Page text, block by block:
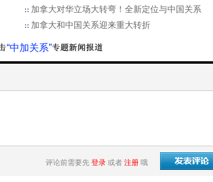
加拿大对华立场大转弯！全新定位与中国关系
加拿大和中国关系迎来重大转折
“中加关系”
评论前需要先 登录 或者 注册 哦